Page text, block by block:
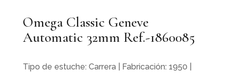
Omega Classic Geneve
Automatic 32mm Ref.-1860085
Tipo de estuche: Carrera | Fabricación: 1950 |